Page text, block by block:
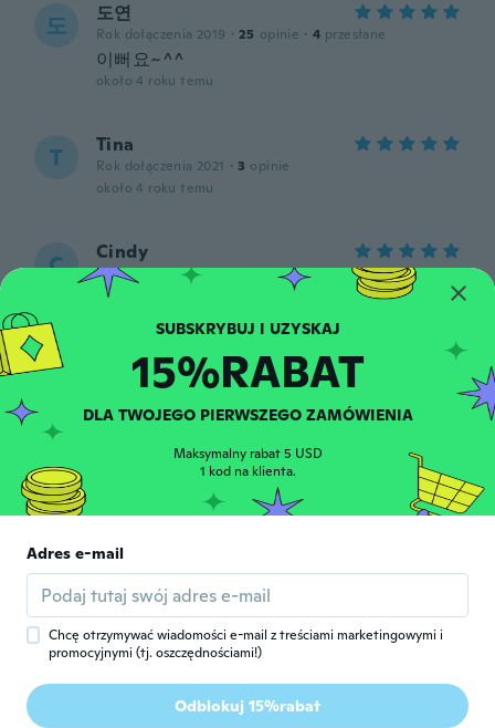
도 도연
Rok dołączenia 2019 · 25 opinie · 4 przesłane
이뻐요~^^
około 4 roku temu
T Tina
Rok dołączenia 2021 · 3 opinie
około 4 roku temu
C Cindy
Rok dołączenia 2015 · 160 opinie · 8 przesłane
około 5 roku temu
梨 Rok dołączenia 2020 · 181 opinie · 1 przesłane
około 5 roku temu
E Rok dołączenia 2021 295 przesłane
Ein wunderschöner, klassisch aussehender
eher dunkle, natürliche Granat Farbe.
Wirkt sehr edel.
około 5 roku temu
S Simone
Rok dołączenia 2019 · 26 opinie · 11 przesłane
Perfect fit - looks just like the picture.
15%RABAT
DLA TWOJEGO PIERWSZEGO ZAMÓWIENIA
Maksymalny rabat 5 USD
1 kod na klienta.
Adres e-mail
Chcę otrzymywać wiadomości e-mail z treściami marketingowymi i
promocyjnymi (tj. oszczędnościami!)
Odblokuj 15%rabat